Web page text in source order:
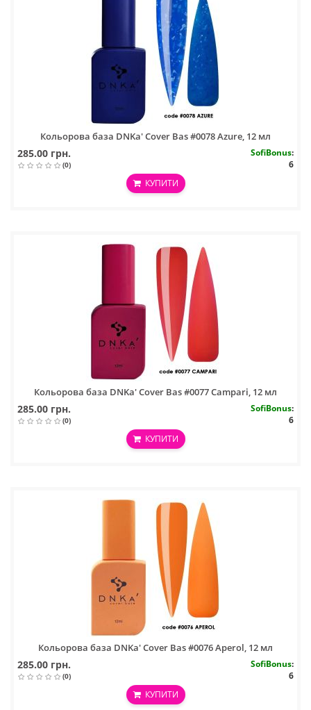
Кольорова база DNKa' Cover Bas #0078 Azure, 12 мл
285.00 грн.
(0)
SofiBonus:
6
КУПИТИ
Кольорова база DNKa' Cover Bas #0077 Campari, 12 мл
285.00 грн.
(0)
SofiBonus:
6
КУПИТИ
Кольорова база DNKa' Cover Bas #0076 Aperol, 12 мл
285.00 грн.
(0)
SofiBonus:
6
КУПИТИ